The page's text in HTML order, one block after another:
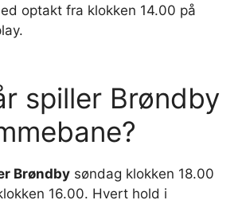
optakt fra klokken 14.00 på
spiller Brøndby
Brøndby søndag klokken 18.00
16.00. Hvert hold i